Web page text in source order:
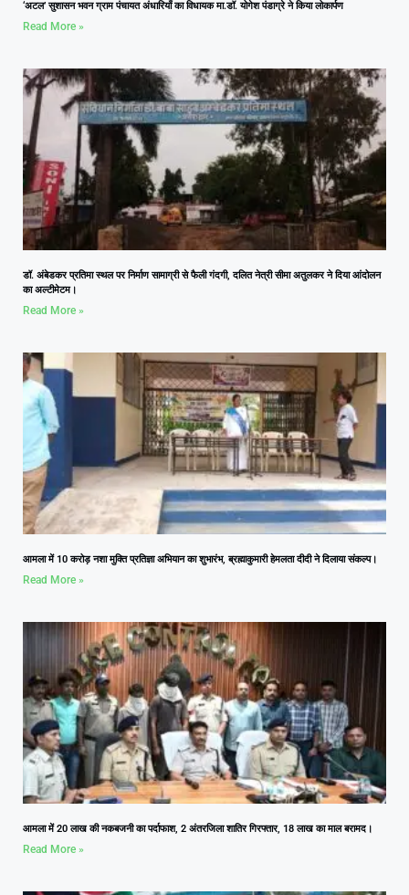
‘अटल’ सुशासन भवन ग्राम पंचायत अंधारियाँ का विधायक मा.डॉ. योगेश पंडाग्रे ने किया लोकार्पण
Read More »
डॉ. अंबेडकर प्रतिमा स्थल पर निर्माण सामाग्री से फैली गंदगी, दलित नेत्री सीमा अतुलकर ने दिया आंदोलन
का अल्टीमेटम।
Read More »
आमला में 10 करोड़ नशा मुक्ति प्रतिज्ञा अभियान का शुभारंभ, ब्रह्माकुमारी हेमलता दीदी ने दिलाया संकल्प।
Read More »
आमला में 20 लाख की नकबजनी का पर्दाफाश, 2 अंतरजिला शातिर गिरफ्तार, 18 लाख का माल बरामद।
Read More »